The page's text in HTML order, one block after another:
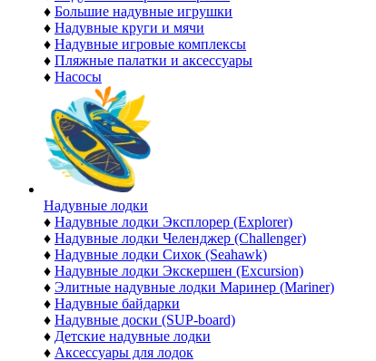
♦ Большие надувные игрушки
♦ Надувные круги и мячи
♦ Надувные игровые комплексы
♦ Пляжные палатки и аксессуары
♦ Насосы
Надувные лодки
♦ Надувные лодки Эксплорер (Explorer)
♦ Надувные лодки Челенджер (Challenger)
♦ Надувные лодки Сихок (Seahawk)
♦ Надувные лодки Экскершен (Excursion)
♦ Элитные надувные лодки Маринер (Mariner)
♦ Надувные байдарки
♦ Надувные доски (SUP-board)
♦ Детские надувные лодки
♦ Аксессуары для лодок